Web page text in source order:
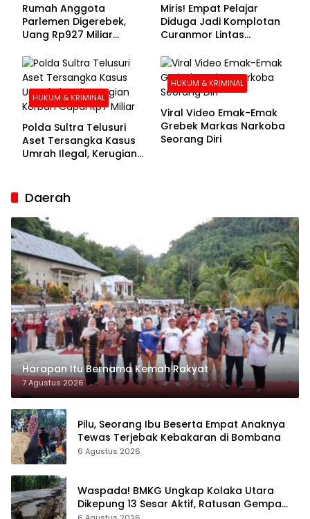
Rumah Anggota
Parlemen Digerebek,
Uang Rp927 Miliar
Miris! Empat Pelajar
Diduga Jadi Komplotan
Curanmor Lintas
HUKUM & KRIMINAL
Polda Sultra Telusuri
Aset Tersangka Kasus
Umrah Ilegal, Kerugian
HUKUM & KRIMINAL
Viral Video Emak-Emak
Grebek Markas Narkoba
Seorang Diri
Daerah
Harapan Itu Bernama Kemah Rakyat
7 Agustus 2026
Pilu, Seorang Ibu Beserta Empat Anaknya
Tewas Terjebak Kebakaran di Bombana
6 Agustus 2026
Waspada! BMKG Ungkap Kolaka Utara
Dikepung 13 Sesar Aktif, Ratusan Gempa